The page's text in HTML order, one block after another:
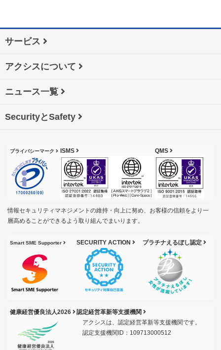
サービス
アクシスについて
ニュース一覧
SecurityとSafety
プライバシーマーク ISMS QMS
情報セキュリティマネジメントの維持・向上に努め、お客様の信頼をより一
層高めることができるよう取り組んでまいります。
Smart SME Supporter SECURITY ACTION プラチナえるぼし認定
健康経営優良法人2026
認定経営革新等支援機関
アクシスは、認定経営革新等支援機関です。
認定支援機関ID：109713000512